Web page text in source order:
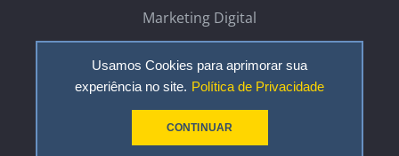
Usamos Cookies para aprimorar sua
experiência no site. Política de Privacidade
CONTINUAR
Marketing Digital
Contato
Política de Recursos